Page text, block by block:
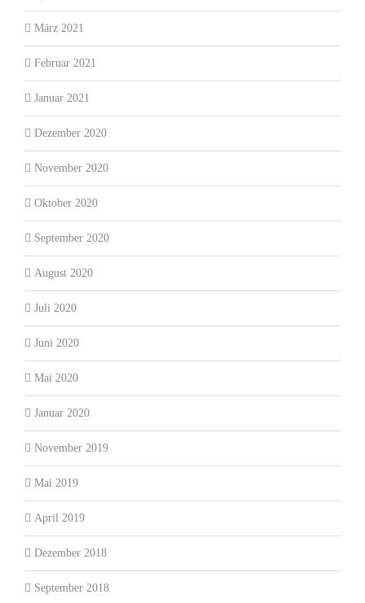
März 2021
Februar 2021
Januar 2021
Dezember 2020
November 2020
Oktober 2020
September 2020
August 2020
Juli 2020
Juni 2020
Mai 2020
Januar 2020
November 2019
Mai 2019
April 2019
Dezember 2018
September 2018